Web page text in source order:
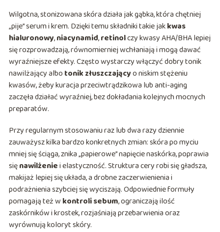
Wilgotna, stonizowana skóra działa jak gąbka, która chętniej
„pije” serum i krem. Dzięki temu składniki takie jakkwas
hialuronowy,niacynamid,retinolczy kwasy AHA/BHA lepiej
się rozprowadzają, równomierniej wchłaniają i mogą dawać
wyraźniejsze efekty. Często wystarczy włączyć dobry tonik
nawilżający albo tonik złuszczającyo niskim stężeniu
kwasów, żeby kuracja przeciwtrądzikowa lub anti-aging
zaczęła działać wyraźniej, bez dokładania kolejnych mocnych
preparatów.
Przy regularnym stosowaniu raz lub dwa razy dziennie
zauważysz kilka bardzo konkretnych zmian: skóra po myciu
mniej się ściąga, znika „papierowe” napięcie naskórka, poprawia
sięnawilżeniei elastyczność. Struktura cery robi się gładsza,
makijaż lepiej się układa, a drobne zaczerwienienia i
podrażnienia szybciej się wyciszają. Odpowiednie formuły
pomagają też w kontroli sebum, ograniczają ilość
zaskórników i krostek, rozjaśniają przebarwienia oraz
wyrównują koloryt skóry.